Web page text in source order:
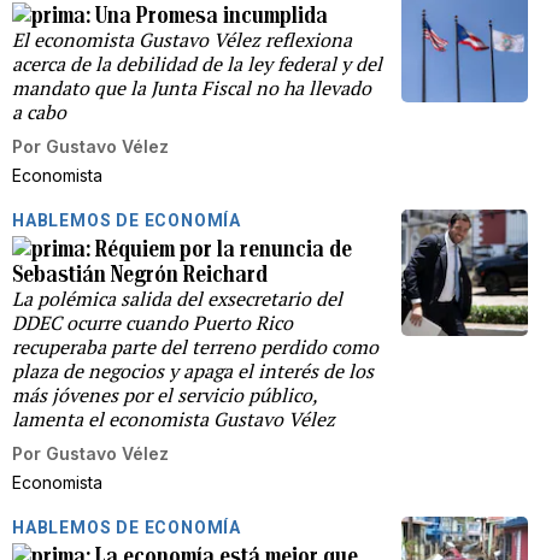
Una Promesa incumplida
El economista Gustavo Vélez reflexiona
acerca de la debilidad de la ley federal y del
mandato que la Junta Fiscal no ha llevado
a cabo
Por Gustavo Vélez
Economista
HABLEMOS DE ECONOMÍA
Réquiem por la renuncia de
Sebastián Negrón Reichard
La polémica salida del exsecretario del
DDEC ocurre cuando Puerto Rico
recuperaba parte del terreno perdido como
plaza de negocios y apaga el interés de los
más jóvenes por el servicio público,
lamenta el economista Gustavo Vélez
Por Gustavo Vélez
Economista
HABLEMOS DE ECONOMÍA